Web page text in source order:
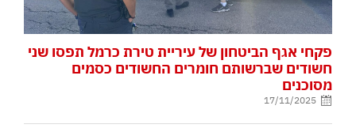
פקחי אגף הביטחון של עיריית טירת כרמל תפסו שני
חשודים שברשותם חומרים החשודים כסמים
מסוכנים
17/11/2025